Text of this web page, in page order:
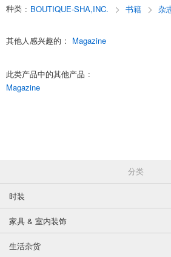
种类 : BOUTIQUE-SHA,INC. 书籍 杂
其他人感兴趣的 : Magazine
此类产品中的其他产品 :
Magazine
分类
时装
家具 & 室内装饰
生活杂货